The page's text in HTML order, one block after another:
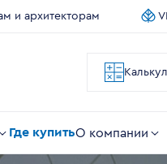
и архитекторам
Где купитьО компании